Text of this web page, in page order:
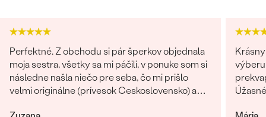
Perfektné. Z obchodu si pár šperkov objednala
moja sestra, všetky sa mi páčili, v ponuke som si
následne našla niečo pre seba, čo mi prišlo
velmi originálne (prívesok Ceskoslovensko) a
výberu